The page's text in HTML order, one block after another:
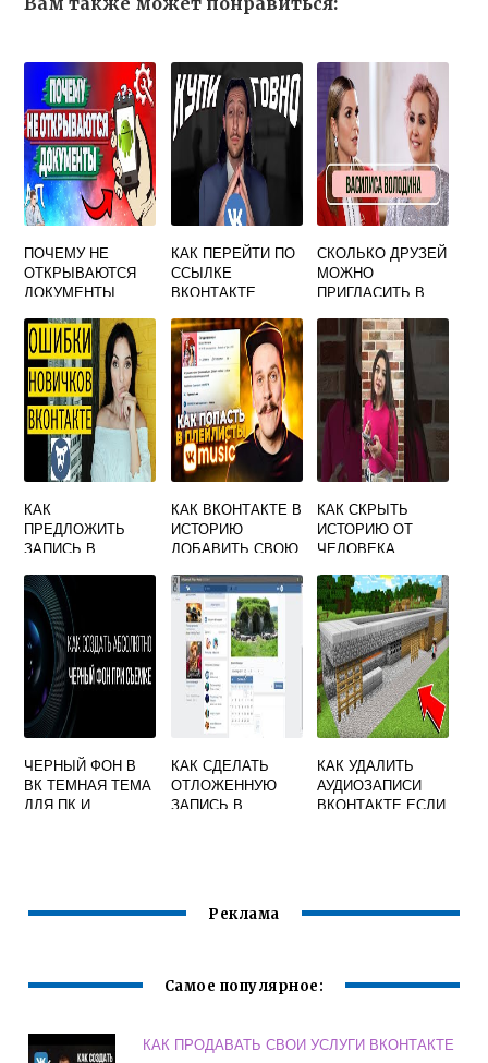
ПОЧЕМУ НЕ
ОТКРЫВАЮТСЯ
ДОКУМЕНТЫ
ТЕЛЕФОНЕ
КАК ПЕРЕЙТИ ПО
ССЫЛКЕ
ВКОНТАКТЕ
СКОЛЬКО ДРУЗЕЙ
МОЖНО
ПРИГЛАСИТЬ В
ВКОНТАКТЕ ЗА
СУТКИ
КАК
ПРЕДЛОЖИТЬ
ЗАПИСЬ В
ВКОНТАКТЕ С
ТЕЛЕФОНА
АНОНИМНО
КАК ВКОНТАКТЕ В
ИСТОРИЮ
ДОБАВИТЬ СВОЮ
КАК СКРЫТЬ
ИСТОРИЮ ОТ
ЧЕЛОВЕКА
ЧЕРНЫЙ ФОН В
ВК ТЕМНАЯ ТЕМА
ДЛЯ ПК И
КАК СДЕЛАТЬ
ОТЛОЖЕННУЮ
ЗАПИСЬ В
КАК УДАЛИТЬ
АУДИОЗАПИСИ
ВКОНТАКТЕ ЕСЛИ
Реклама
Самое популярное:
КАК ПРОДАВАТЬ СВОИ УСЛУГИ ВКОНТАКТЕ